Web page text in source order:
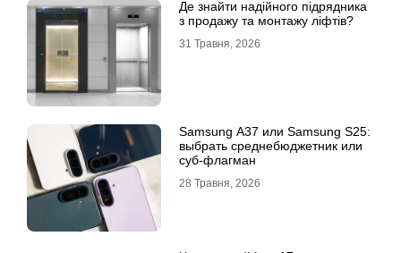
Де знайти надійного підрядника
з продажу та монтажу ліфтів?
31 Травня, 2026
Samsung A37 или Samsung S25:
выбрать среднебюджетник или
суб-флагман
28 Травня, 2026